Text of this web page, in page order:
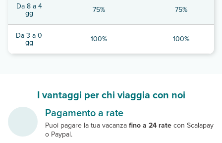
Da 8 a 4
gg 75% 75%
Da 3 a 0
gg 100% 100%
I vantaggi per chi viaggia con noi
Pagamento a rate
Puoi pagare la tua vacanzafino a 24 ratecon Scalapay
o Paypal.